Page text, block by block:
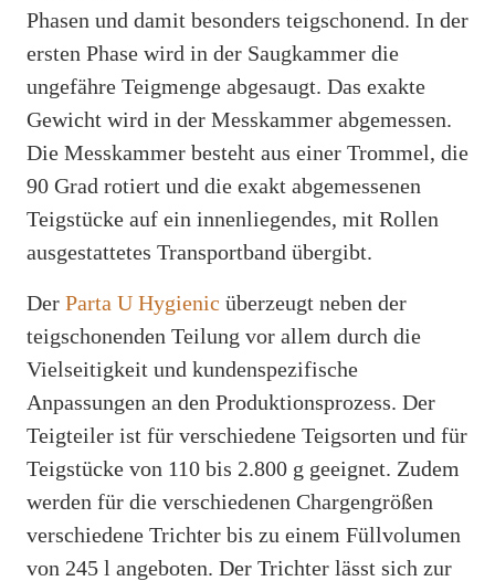
Phasen und damit besonders teigschonend. In der
ersten Phase wird in der Saugkammer die
ungefähre Teigmenge abgesaugt. Das exakte
Gewicht wird in der Messkammer abgemessen.
Die Messkammer besteht aus einer Trommel, die
90 Grad rotiert und die exakt abgemessenen
Teigstücke auf ein innenliegendes, mit Rollen
ausgestattetes Transportband übergibt.
Der Parta U Hygienic überzeugt neben der
teigschonenden Teilung vor allem durch die
Vielseitigkeit und kundenspezifische
Anpassungen an den Produktionsprozess. Der
Teigteiler ist für verschiedene Teigsorten und für
Teigstücke von 110 bis 2.800 g geeignet. Zudem
werden für die verschiedenen Chargengrößen
verschiedene Trichter bis zu einem Füllvolumen
von 245 l angeboten. Der Trichter lässt sich zur